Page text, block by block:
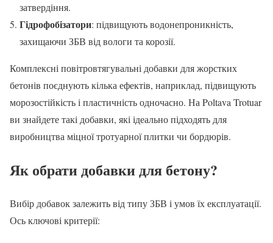
затвердіння.
Гідрофобізатори: підвищують водонепроникність,
захищаючи ЗБВ від вологи та корозії.
Комплексні повітровтягувальні добавки для жорстких
бетонів поєднують кілька ефектів, наприклад, підвищують
морозостійкість і пластичність одночасно. На Poltava Trotuar
ви знайдете такі добавки, які ідеально підходять для
виробництва міцної тротуарної плитки чи бордюрів.
Як обрати добавки для бетону?
Вибір добавок залежить від типу ЗБВ і умов їх експлуатації.
Ось ключові критерії: